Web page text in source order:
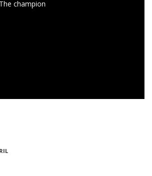
champion